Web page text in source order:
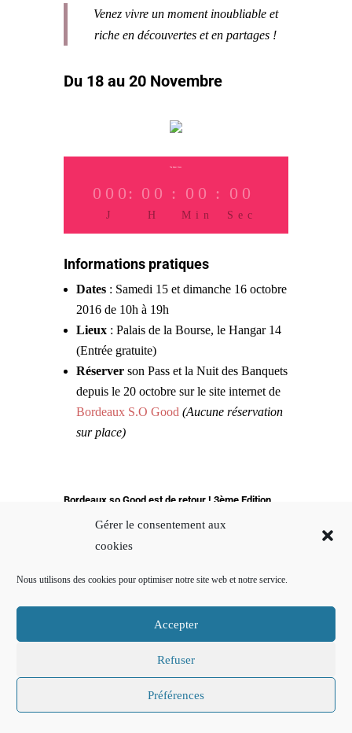
Gérer le consentement aux
cookies
Nous utilisons des cookies pour optimiser notre site web et notre service.
Accepter
Refuser
Préférences
Venez vivre un moment inoubliable et
riche en découvertes et en partages !
Du 18 au 20 Novembre
000
J
: 00
H
: 00
Min
: 00
Sec
Informations pratiques
Dates: Samedi 15 et dimanche 16 octobre
2016 de 10h à 19h
Lieux: Palais de la Bourse, le Hangar 14
(Entrée gratuite)
Réserverson Pass et la Nuit des Banquets
depuis le 20 octobre sur le site internet de
Bordeaux S.O Good (Aucune réservation
sur place)
Bordeaux so Good est de retour ! 3ème Edition
"Le rendez-vous gourmand des
gourmets" pendant 3 jours à Bordeaux du 18
incontournable et en 2016 avec
Michel Guérard parrain de cette 3ème
Bordeaux se transforme en capitale